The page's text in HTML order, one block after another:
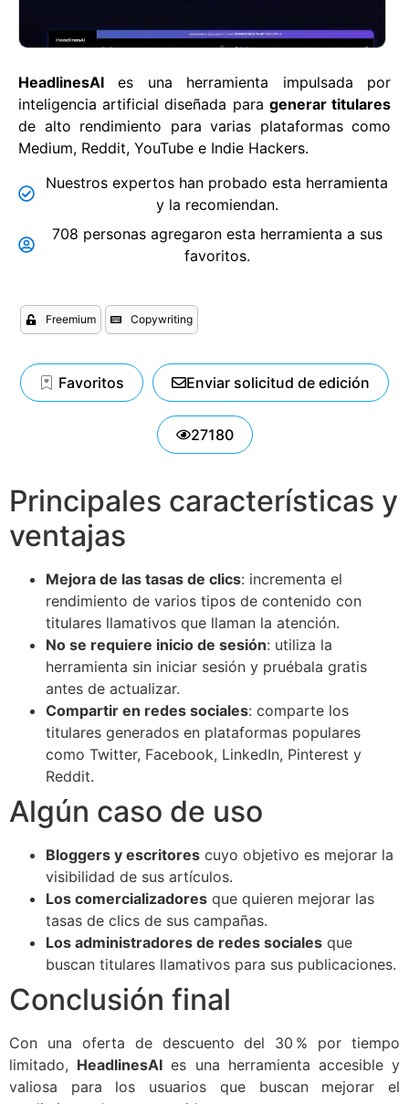
HeadlinesAI es una herramienta impulsada por
inteligencia artificial diseñada para generar titulares
de alto rendimiento para varias plataformas como
Medium, Reddit, YouTube e Indie Hackers.
Nuestros expertos han probado esta herramienta
y la recomiendan.
708 personas agregaron esta herramienta a sus
favoritos.
Freemium Copywriting
Favoritos Enviar solicitud de edición
27180
Principales características y
ventajas
Mejora de las tasas de clics: incrementa el
rendimiento de varios tipos de contenido con
titulares llamativos que llaman la atención.
No se requiere inicio de sesión: utiliza la
herramienta sin iniciar sesión y pruébala gratis
antes de actualizar.
Compartir en redes sociales: comparte los
titulares generados en plataformas populares
como Twitter, Facebook, LinkedIn, Pinterest y
Reddit.
Algún caso de uso
Bloggers y escritores cuyo objetivo es mejorar la
visibilidad de sus artículos.
Los comercializadores que quieren mejorar las
tasas de clics de sus campañas.
Los administradores de redes sociales que
buscan titulares llamativos para sus publicaciones.
Conclusión final
Con una oferta de descuento del 30 % por tiempo
limitado, HeadlinesAI es una herramienta accesible y
valiosa para los usuarios que buscan mejorar el